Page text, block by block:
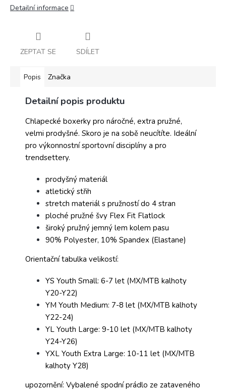
Detailní informace
ZEPTAT SE SDÍLET
Popis Značka
Detailní popis produktu
Chlapecké boxerky pro náročné, extra pružné,
velmi prodyšné. Skoro je na sobě neucítíte. Ideální
pro výkonnostní sportovní disciplíny a pro
trendsettery.
prodyšný materiál
atletický střih
stretch materiál s pružností do 4 stran
ploché pružné švy Flex Fit Flatlock
široký pružný jemný lem kolem pasu
90% Polyester, 10% Spandex (Elastane)
Orientační tabulka velikostí:
YS Youth Small: 6-7 let (MX/MTB kalhoty
Y20-Y22)
YM Youth Medium: 7-8 let (MX/MTB kalhoty
Y22-24)
YL Youth Large: 9-10 let (MX/MTB kalhoty
Y24-Y26)
YXL Youth Extra Large: 10-11 let (MX/MTB
kalhoty Y28)
upozornění: Vybalené spodní prádlo ze zataveného